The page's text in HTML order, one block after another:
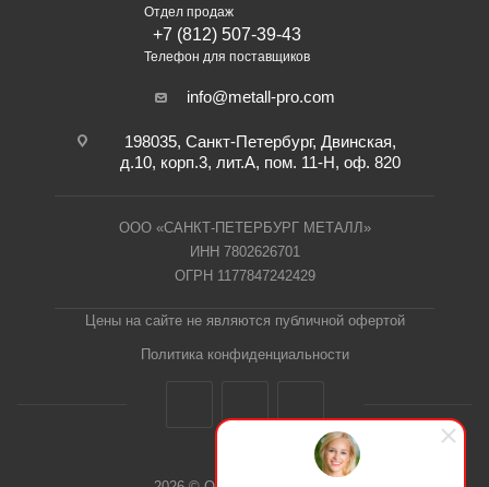
Отдел продаж
+7 (812) 507-39-43
Телефон для поставщиков
info@metall-pro.com
198035, Санкт-Петербург, Двинская,
д.10, корп.3, лит.А, пом. 11-Н, оф. 820
ООО «САНКТ-ПЕТЕРБУРГ МЕТАЛЛ»
ИНН 7802626701
ОГРН 1177847242429
Цены на сайте не являются публичной офертой
Политика конфиденциальности